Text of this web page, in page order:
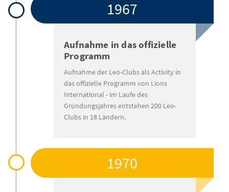
1967
Aufnahme in das offizielle
Programm
Aufnahme der Leo-Clubs als Activity in
das offizielle Programm von Lions
International - im Laufe des
Gründungsjahres entstehen 200 Leo-
Clubs in 18 Ländern.
1970